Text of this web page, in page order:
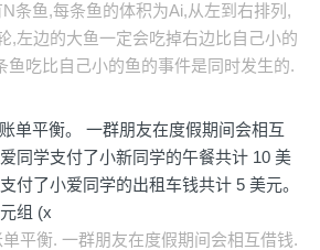
条鱼,每条鱼的体积为Ai,从左到右排列,
,左边的大鱼一定会吃掉右边比自己小的
鱼吃比自己小的鱼的事件是同时发生的.
单平衡。 一群朋友在度假期间会相互
同学支付了小新同学的午餐共计 10 美
付了小爱同学的出租车钱共计 5 美元。
组 (x
平衡. 一群朋友在度假期间会相互借钱.